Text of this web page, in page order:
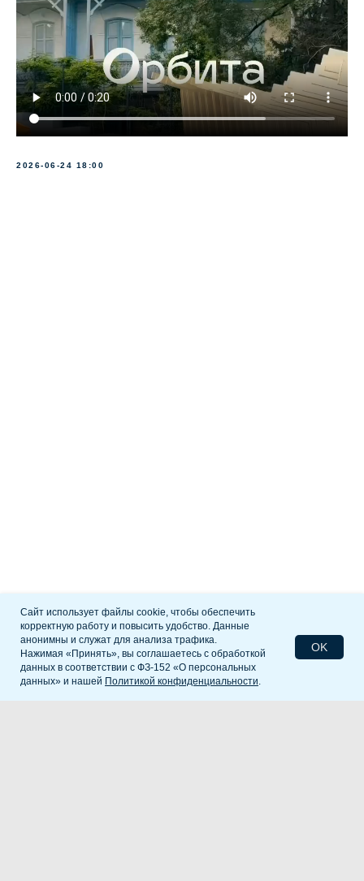
2026-06-24 18:00
Сайт использует файлы cookie, чтобы обеспечить
корректную работу и повысить удобство. Данные
анонимны и служат для анализа трафика.
Нажимая «Принять», вы соглашаетесь с обработкой
данных в соответствии с ФЗ-152 «О персональных
данных» и нашей Политикой конфиденциальности.
OK